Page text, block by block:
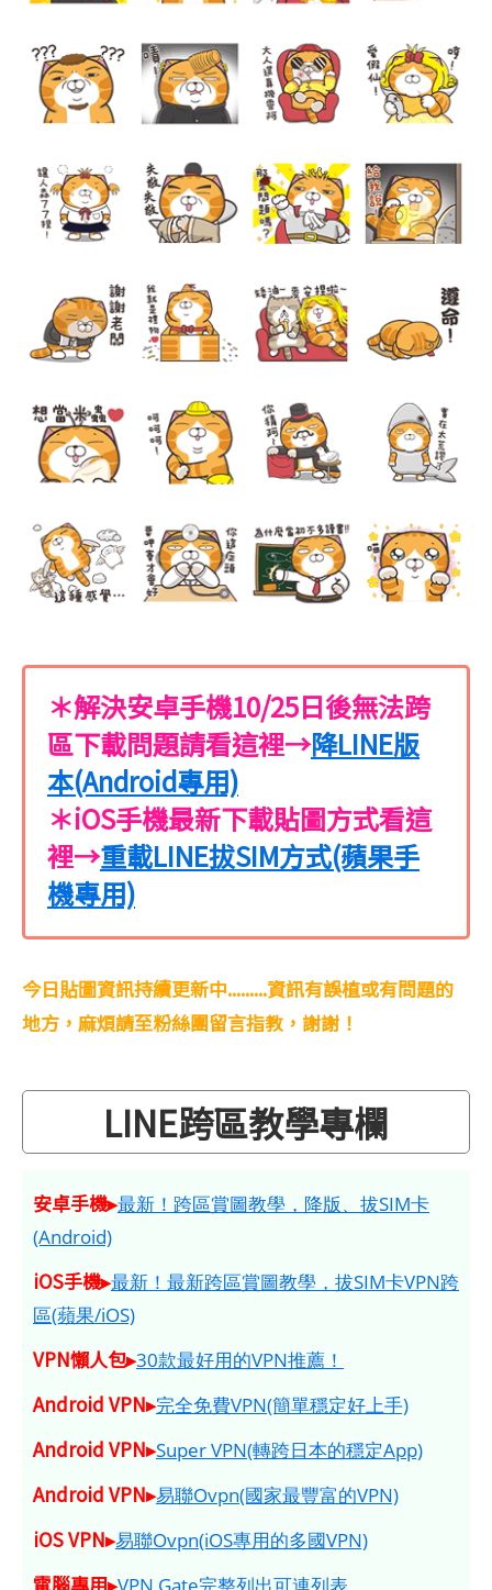
＊解決安卓手機10/25日後無法跨
區下載問題請看這裡→降LINE版
本(Android專用)
＊iOS手機最新下載貼圖方式看這
裡→重載LINE拔SIM方式(蘋果手
機專用)
今日貼圖資訊持續更新中.........資訊有誤植或有問題的
地方，麻煩請至粉絲團留言指教，謝謝！
LINE跨區教學專欄
安卓手機▸最新！跨區賞圖教學，降版、拔SIM卡
(Android)
iOS手機▸最新！最新跨區賞圖教學，拔SIM卡VPN跨
區(蘋果/iOS)
VPN懶人包▸30款最好用的VPN推薦！
Android VPN▸完全免費VPN(簡單穩定好上手)
Android VPN▸Super VPN(轉跨日本的穩定App)
Android VPN▸易聯Ovpn(國家最豐富的VPN)
iOS VPN▸易聯Ovpn(iOS專用的多國VPN)
電腦專用▸